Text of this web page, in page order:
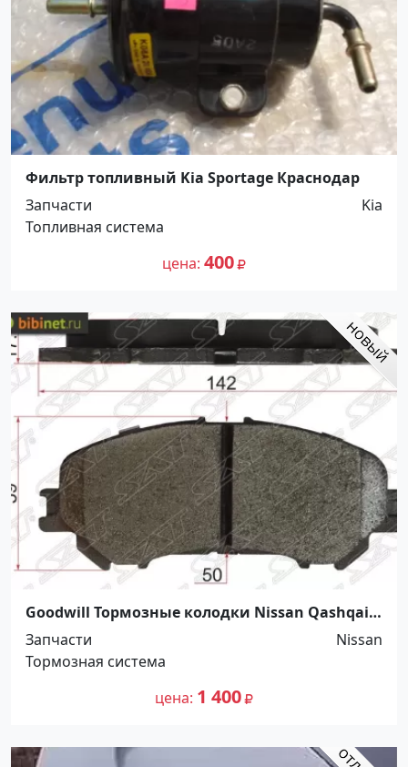
Фильтр топливный Kia Sportage Краснодар
Запчасти
Kia
Топливная система
цена 400
Goodwill Тормозные колодки Nissan Qashqai
Краснодар
Запчасти
Nissan
Тормозная система
цена 1 400